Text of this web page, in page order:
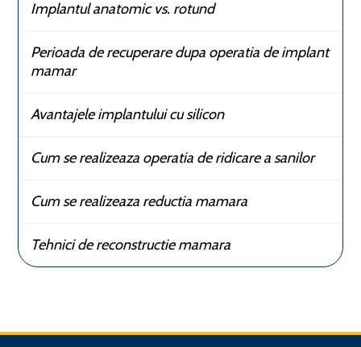
Implantul anatomic vs. rotund
Perioada de recuperare dupa operatia de implant
mamar
Avantajele implantului cu silicon
Cum se realizeaza operatia de ridicare a sanilor
Cum se realizeaza reductia mamara
Tehnici de reconstructie mamara